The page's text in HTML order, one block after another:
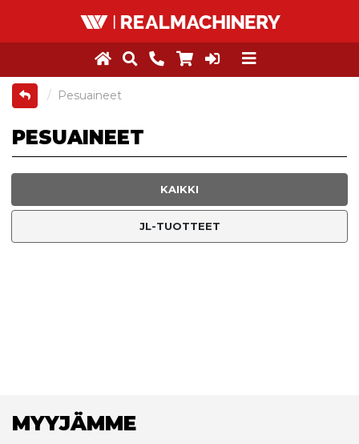
Pesuaineet
PESUAINEET
KAIKKI
JL-TUOTTEET
MYYJÄMME